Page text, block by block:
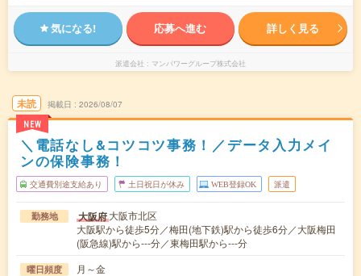
気になる! 応募へ進む 詳しく見る
派遣会社 マンパワーグループ株式会社
未読
NEW
掲載日 2026/08/07
＼電話なし&コツコツ事務！／データ入力メイ
ンの保険事務！
交通費別途支給あり 土日祝日が休み WEB登録OK 派遣
勤務地 大阪府大阪市北区
大阪駅から徒歩5分／梅田(地下鉄)駅から徒歩6分／大阪梅田
(阪急線)駅から---分／東梅田駅から---分
曜日頻度 月～金